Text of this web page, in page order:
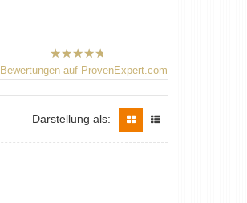
B2CPrint
hat5von
5
Bewertungen auf ProvenExpert.com
Darstellung als: